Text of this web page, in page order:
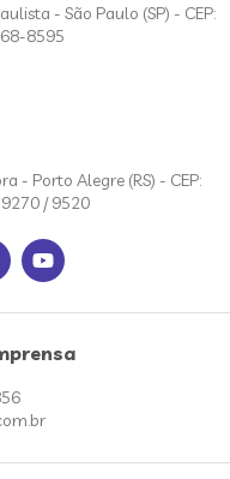
- São Paulo (SP) - CEP:
8595
- Porto Alegre (RS) - CEP:
/ 9520